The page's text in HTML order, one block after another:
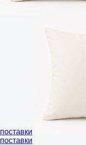
поставки
поставки